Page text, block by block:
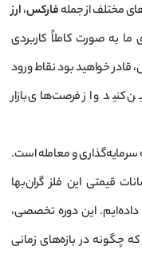
مختلف از جملهفارکس،ارز
به صورت کاملاً کاربردی
قادر خواهید بود نقاط ورود
کنید و از فرصت‌های بازار
سرمایه‌گذاری و معامله است.
قیمتی این فلز گران‌بها
داده‌ایم. این دوره تخصصی،
چگونه در بازه‌های زمانی